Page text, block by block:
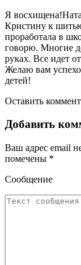
Я
Кристину к
проработала в
говорю. Многие
руках. Все идет
Желаю вам
детей!
Оставить
Добавить
Ваш адрес email
помечены *
Сообщение